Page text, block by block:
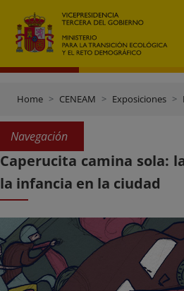
Home CENEAM Exposiciones
Navegación
Caperucita camina sola:
la infancia en la ciudad